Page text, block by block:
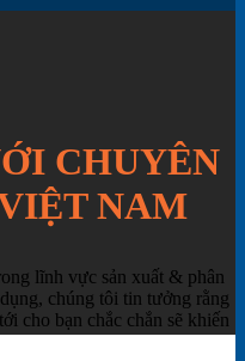
CHUYÊN
NAM
lĩnh vực sản xuất & phân
chúng tôi tin tưởng rằng
cho bạn chắc chắn sẽ khiến